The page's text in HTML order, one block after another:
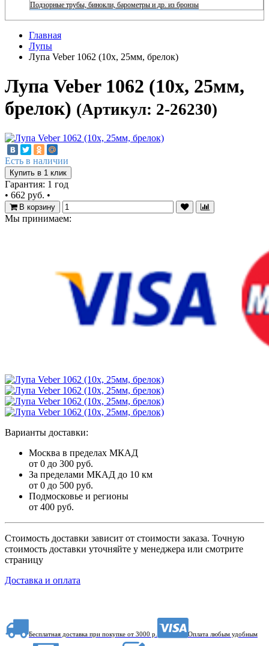
Подзорные трубы, бинокли, барометры и др. из бронзы
Главная
Лупы
Лупа Veber 1062 (10х, 25мм, брелок)
Лупа Veber 1062 (10х, 25мм,
брелок) (Артикул: 2-26230)
Есть в наличии
Купить в 1 клик
Гарантия: 1 год
• 662 руб. •
В корзину
Мы принимаем:
Варианты доставки:
Москва в пределах МКАД
от 0 до 300 руб.
За пределами МКАД до 10 км
от 0 до 500 руб.
Подмосковье и регионы
от 400 руб.
Стоимость доставки зависит от стоимости заказа. Точную
стоимость доставки уточняйте у менеджера или смотрите
страницу
Доставка и оплата
Бесплатная доставка при покупке от 3000 р. Оплата любым удобным